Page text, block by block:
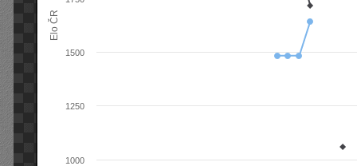
Elo ČR
1000
1250
1500